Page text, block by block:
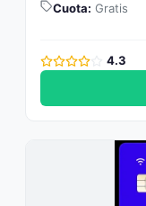
Cuota: Gratis
4.3